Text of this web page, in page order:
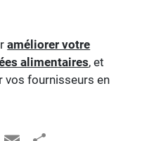
améliorer votre
alimentaires, et
vos fournisseurs en